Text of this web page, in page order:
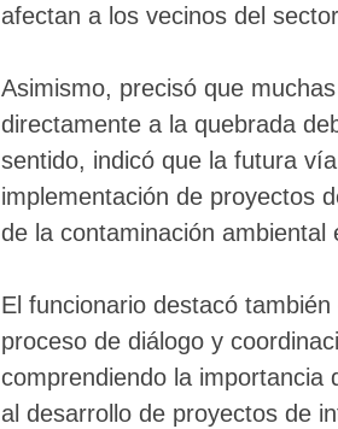
afectan a los vecinos del
Asimismo, precisó que
directamente a la quebrada
sentido, indicó que la futura
implementación de proyectos
de la contaminación ambiental
El funcionario destacó
proceso de diálogo y
comprendiendo la importancia
al desarrollo de proyectos de